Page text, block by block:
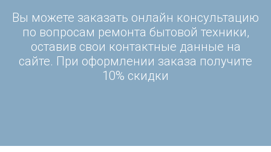
Вы можете заказать онлайн консультацию
по вопросам ремонта бытовой техники,
оставив свои контактные данные на
сайте. При оформлении заказа получите
10% скидки